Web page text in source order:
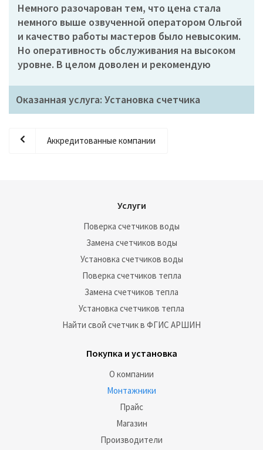
Немного разочарован тем, что цена стала
немного выше озвученной оператором Ольгой
и качество работы мастеров было невысоким.
Но оперативность обслуживания на высоком
уровне. В целом доволен и рекомендую
Оказанная услуга: Установка счетчика
Аккредитованные компании
Услуги
Поверка счетчиков воды
Замена счетчиков воды
Установка счетчиков воды
Поверка счетчиков тепла
Замена счетчиков тепла
Установка счетчиков тепла
Найти свой счетчик в ФГИС АРШИН
Покупка и установка
О компании
Монтажники
Прайс
Магазин
Производители